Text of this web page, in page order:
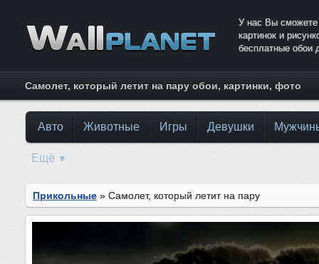
У нас Вы сможете
картинок и
бесплатные обои
Самолет, который летит на пару обои, картинки, фото
Авто Животные Игры Девушки
Ещё ▼
Прикольные » Самолет, который летит на пару